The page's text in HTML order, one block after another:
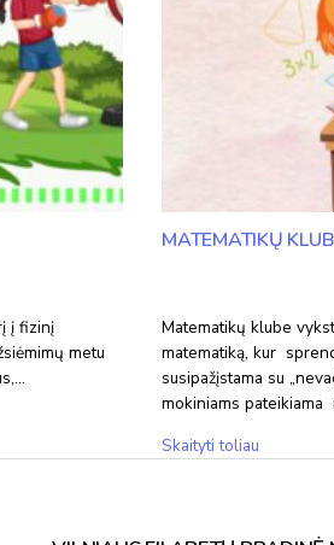
į fizinį
metu
MATEMATIKŲ
Matematikų klube
matematiką, kur
susipažįstama su
mokiniams
Skaityti toliau